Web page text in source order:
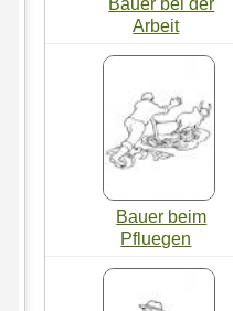
Arbeit
Bauer beim
Pfluegen